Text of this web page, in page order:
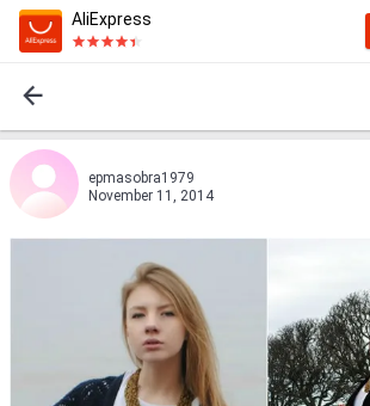
AliExpress
epmasobra1979
November 11, 2014